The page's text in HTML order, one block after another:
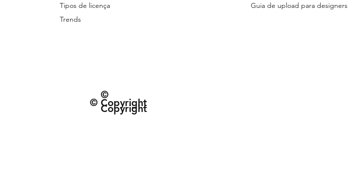
Tipos de licença
Trends
Guia de upload para designers
©
Copyright
© Copyright